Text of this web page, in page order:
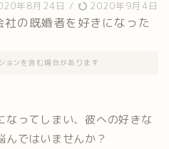
年8月24日 / 2020年9月4日
ョンを含む場合があります
なってしまい、彼への好きな
ではいませんか？